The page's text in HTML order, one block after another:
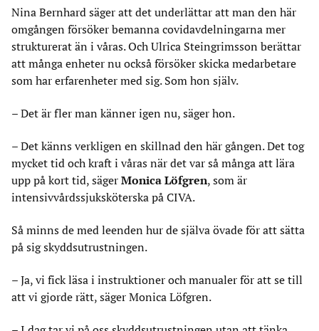
Nina Bernhard säger att det underlättar att man den här
omgången försöker bemanna covidavdelningarna mer
strukturerat än i våras. Och Ulrica Steingrimsson berättar
att många enheter nu också försöker skicka medarbetare
som har erfarenheter med sig. Som hon själv.
– Det är fler man känner igen nu, säger hon.
– Det känns verkligen en skillnad den här gången. Det tog
mycket tid och kraft i våras när det var så många att lära
upp på kort tid, säger Monica Löfgren, som är
intensivvårdssjuksköterska på CIVA.
Så minns de med leenden hur de själva övade för att sätta
på sig skyddsutrustningen.
– Ja, vi fick läsa i instruktioner och manualer för att se till
att vi gjorde rätt, säger Monica Löfgren.